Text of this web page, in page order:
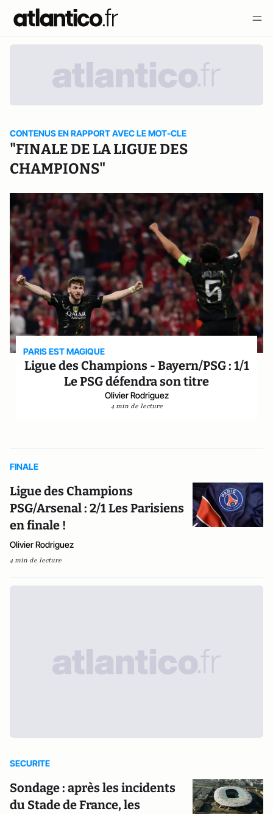
CONTENUS EN RAPPORT AVEC LE MOT-CLE
"FINALE DE LA LIGUE DES
CHAMPIONS"
PARIS EST MAGIQUE
Ligue des Champions - Bayern/PSG : 1/1
Le PSG défendra son titre
Olivier Rodriguez
4 min de lecture
FINALE
Ligue des Champions
PSG/Arsenal : 2/1 Les Parisiens
en finale !
Olivier Rodriguez
4 min de lecture
SECURITE
Sondage : après les incidents
du Stade de France, les